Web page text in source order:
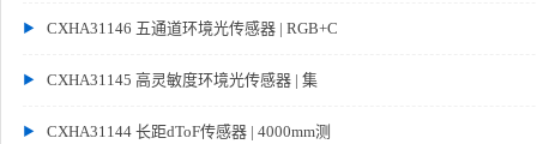
CXHA31146 五通道环境光传感器 | RGB+C
CXHA31145 高灵敏度环境光传感器 | 集
CXHA31144 长距dToF传感器 | 4000mm测